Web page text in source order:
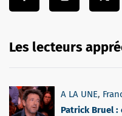
Les lecteurs
A LA UNE,
Patrick Bruel